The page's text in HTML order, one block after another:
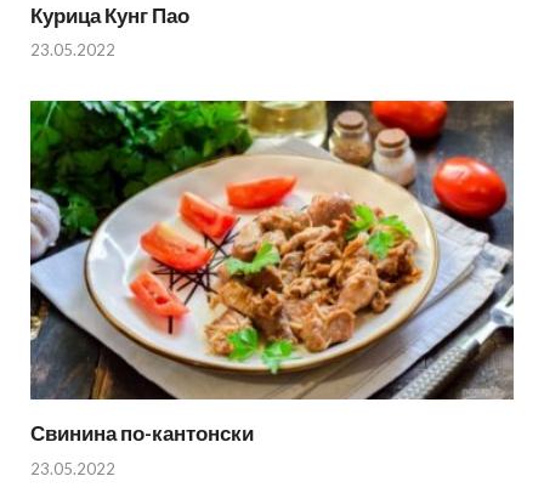
Курица Кунг Пао
23.05.2022
Свинина по-кантонски
23.05.2022